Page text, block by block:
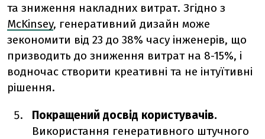
та зниження накладних витрат. Згідно з
McKinsey, генеративний дизайн може
зекономити від 23 до 38% часу інженерів, що
призводить до зниження витрат на 8-15%, і
водночас створити креативні та не інтуїтивні
рішення.
Покращений досвід користувачів.
Використання генеративного штучного